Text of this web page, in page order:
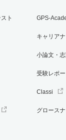
ト GPS-
キャリア
小論文・
受験レポ
Classi
グロース